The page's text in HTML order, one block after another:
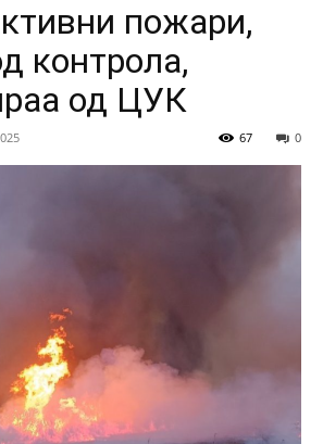
пожари,
контрола,
од ЦУК
0
67